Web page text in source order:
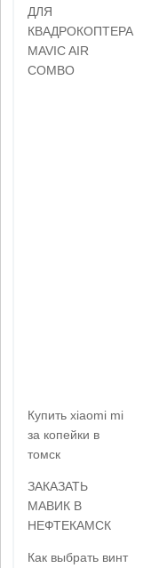
ДЛЯ
КВАДРОКОПТЕРА
MAVIC AIR
COMBO
Купить xiaomi mi
за копейки в
томск
ЗАКАЗАТЬ
МАВИК В
НЕФТЕКАМСК
Как выбрать винт